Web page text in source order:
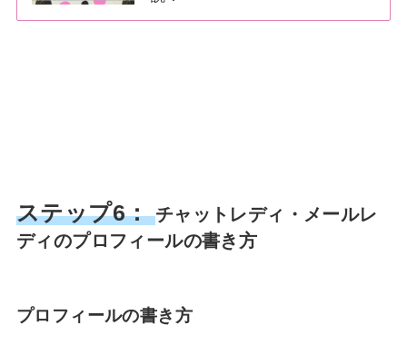
ステップ6： チャットレディ・メールレ
ディのプロフィールの書き方
プロフィールの書き方